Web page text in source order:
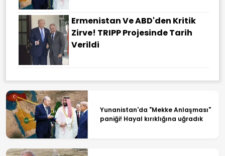
Ermenistan Ve ABD'den Kritik
Zirve! TRIPP Projesinde Tarih
Verildi
Yunanistan'da "Mekke Anlaşması"
paniği! Hayal kırıklığına uğradık